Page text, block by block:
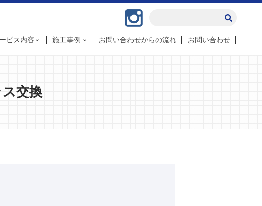
ビス内容 施工事例 お問い合わせからの流れ お問い合わせ
交換